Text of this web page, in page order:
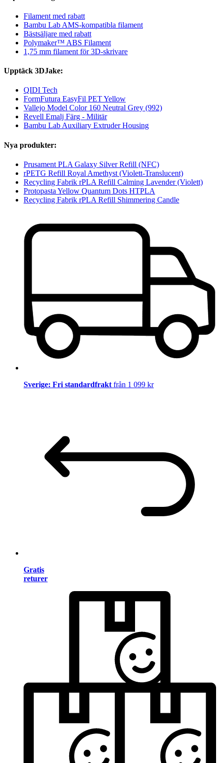
Filament med rabatt
Bambu Lab AMS-kompatibla filament
Bästsäljare med rabatt
Polymaker™ ABS Filament
1,75 mm filament för 3D-skrivare
Upptäck 3DJake:
QIDI Tech
FormFutura EasyFil PET Yellow
Vallejo Model Color 160 Neutral Grey (992)
Revell Emalj Färg - Militär
Bambu Lab Auxiliary Extruder Housing
Nya produkter:
Prusament PLA Galaxy Silver Refill (NFC)
rPETG Refill Royal Amethyst (Violett-Translucent)
Recycling Fabrik rPLA Refill Calming Lavender (Violett)
Protopasta Yellow Quantum Dots HTPLA
Recycling Fabrik rPLA Refill Shimmering Candle
Sverige: Fri standardfrakt från 1 099 kr
Gratis
returer